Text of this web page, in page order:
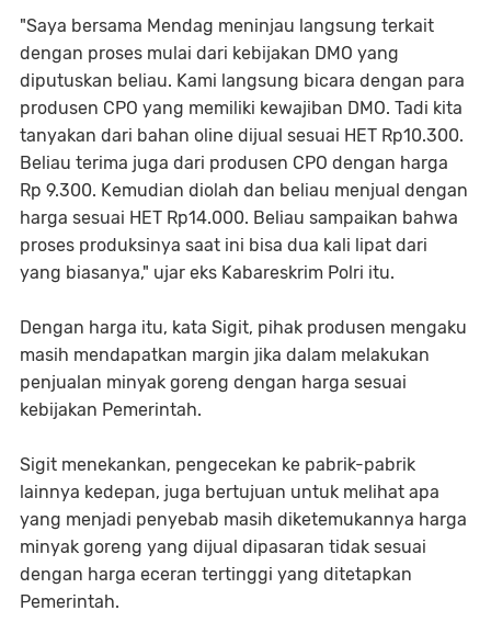
"Saya bersama Mendag meninjau langsung terkait
dengan proses mulai dari kebijakan DMO yang
diputuskan beliau. Kami langsung bicara dengan para
produsen CPO yang memiliki kewajiban DMO. Tadi kita
tanyakan dari bahan oline dijual sesuai HET Rp10.300.
Beliau terima juga dari produsen CPO dengan harga
Rp 9.300. Kemudian diolah dan beliau menjual dengan
harga sesuai HET Rp14.000. Beliau sampaikan bahwa
proses produksinya saat ini bisa dua kali lipat dari
yang biasanya," ujar eks Kabareskrim Polri itu.
Dengan harga itu, kata Sigit, pihak produsen mengaku
masih mendapatkan margin jika dalam melakukan
penjualan minyak goreng dengan harga sesuai
kebijakan Pemerintah.
Sigit menekankan, pengecekan ke pabrik-pabrik
lainnya kedepan, juga bertujuan untuk melihat apa
yang menjadi penyebab masih diketemukannya harga
minyak goreng yang dijual dipasaran tidak sesuai
dengan harga eceran tertinggi yang ditetapkan
Pemerintah.